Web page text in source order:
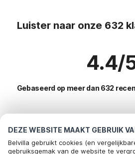
DEZE WEBSITE MAAKT GEBRUIK
Belvilla gebruikt cookies (en
gebruiksgemak van de website te
Luister naar onze 632
4.4/
Gebaseerd op meer dan 632
Meest populaire
vakantie